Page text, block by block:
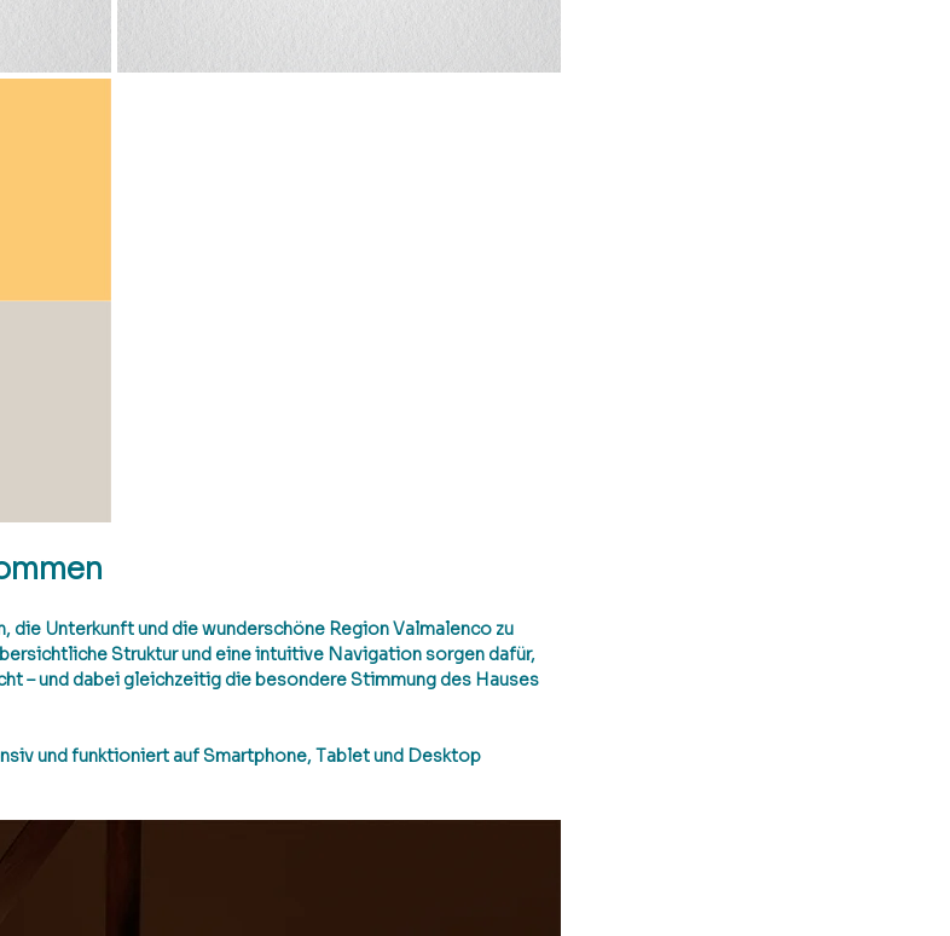
die Unterkunft und die wunderschöne Region Valmalenco zu
Struktur und eine intuitive Navigation sorgen dafür,
– und dabei gleichzeitig die besondere Stimmung des Hauses
und funktioniert auf Smartphone, Tablet und Desktop